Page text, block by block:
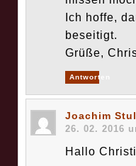
Ich hoffe,
beseitigt.
Grüße,
Antworten
Joachim
26. 02. 2016
Hallo